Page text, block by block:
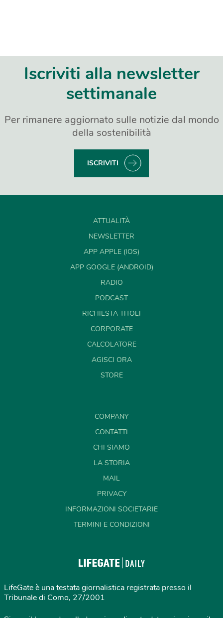
Iscriviti alla newsletter
settimanale
Per rimanere aggiornato sulle notizie dal mondo
della sostenibilità
ISCRIVITI
ATTUALITÀ
NEWSLETTER
APP APPLE (IOS)
APP GOOGLE (ANDROID)
RADIO
PODCAST
RICHIESTA TITOLI
CORPORATE
CALCOLATORE
AGISCI ORA
STORE
COMPANY
CONTATTI
CHI SIAMO
LA STORIA
MAIL
PRIVACY
INFORMAZIONI SOCIETARIE
TERMINI E CONDIZIONI
LifeGate è una testata giornalistica registrata presso il
Tribunale di Como, 27/2001